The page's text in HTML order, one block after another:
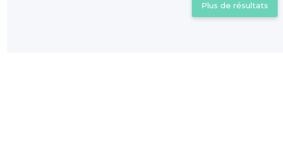
Plus de résultats